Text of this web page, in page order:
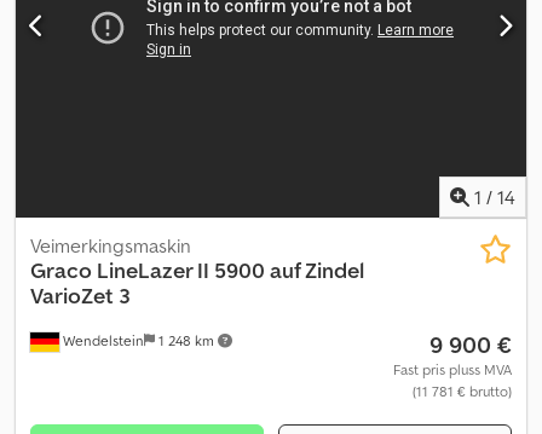
1 / 14
Wendelstein 1 248 km
Veimerkingsmaskin
Graco LineLazer II 5900 auf Zindel
VarioZet 3
9 900 €
Fast pris pluss MVA
(11 781 € brutto)